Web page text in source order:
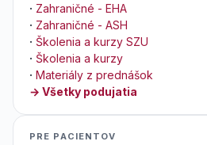
· Zahraničné - EHA
· Zahraničné - ASH
· Školenia a kurzy SZU
· Školenia a kurzy
· Materiály z prednášok
→ Všetky podujatia
PRE PACIENTOV